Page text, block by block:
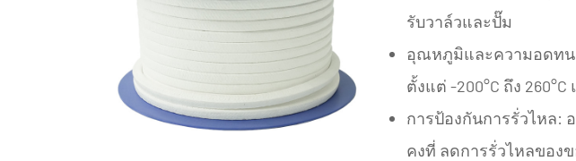
รับวาล์วและปั๊ม
อุณหภูมิและความอดท
ตั้งแต่ -200°C ถึง
การป้องกันการรั่วไหล:
คงที่ ลดการรั่วไหลของ